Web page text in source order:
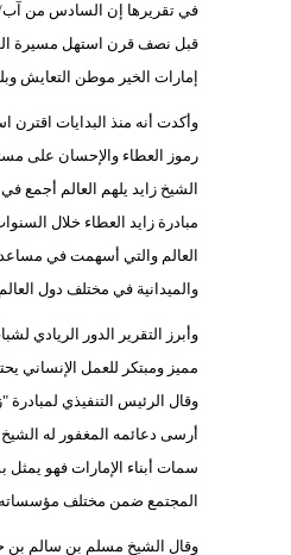
قبل نصف قرن استهل مسيرة
إمارات الخير موطن التعايش
وأكدت أنه منذ البدايات
رموز العطاء والإحسان على
الشيخ زايد يلهم العالم أجمع
مبادرة زايد العطاء خلال
العالم والتي أسهمت في
والميدانية في مختلف دول
وأبرز التقرير الدور الريادي
مميز ومبتكر للعمل الإنساني
وقال الرئيس التنفيذي
أرسى دعائمه المغفور له
سمات أبناء الإمارات فهو يمثل
المجتمع ضمن مختلف